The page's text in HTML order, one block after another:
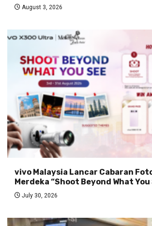
August 3, 2026
vivo Malaysia Lancar Cabaran
Merdeka “Shoot Beyond What You
July 30, 2026